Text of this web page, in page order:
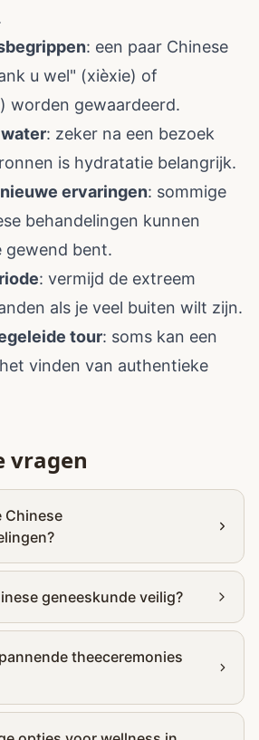
: een paar Chinese
u wel" (xièxie) of
worden gewaardeerd.
: zeker na een bezoek
is hydratatie belangrijk.
ervaringen: sommige
behandelingen kunnen
gewend bent.
: vermijd de extreem
als je veel buiten wilt zijn.
tour: soms kan een
vinden van authentieke
vragen
Chinese
geneeskunde veilig?
theeceremonies